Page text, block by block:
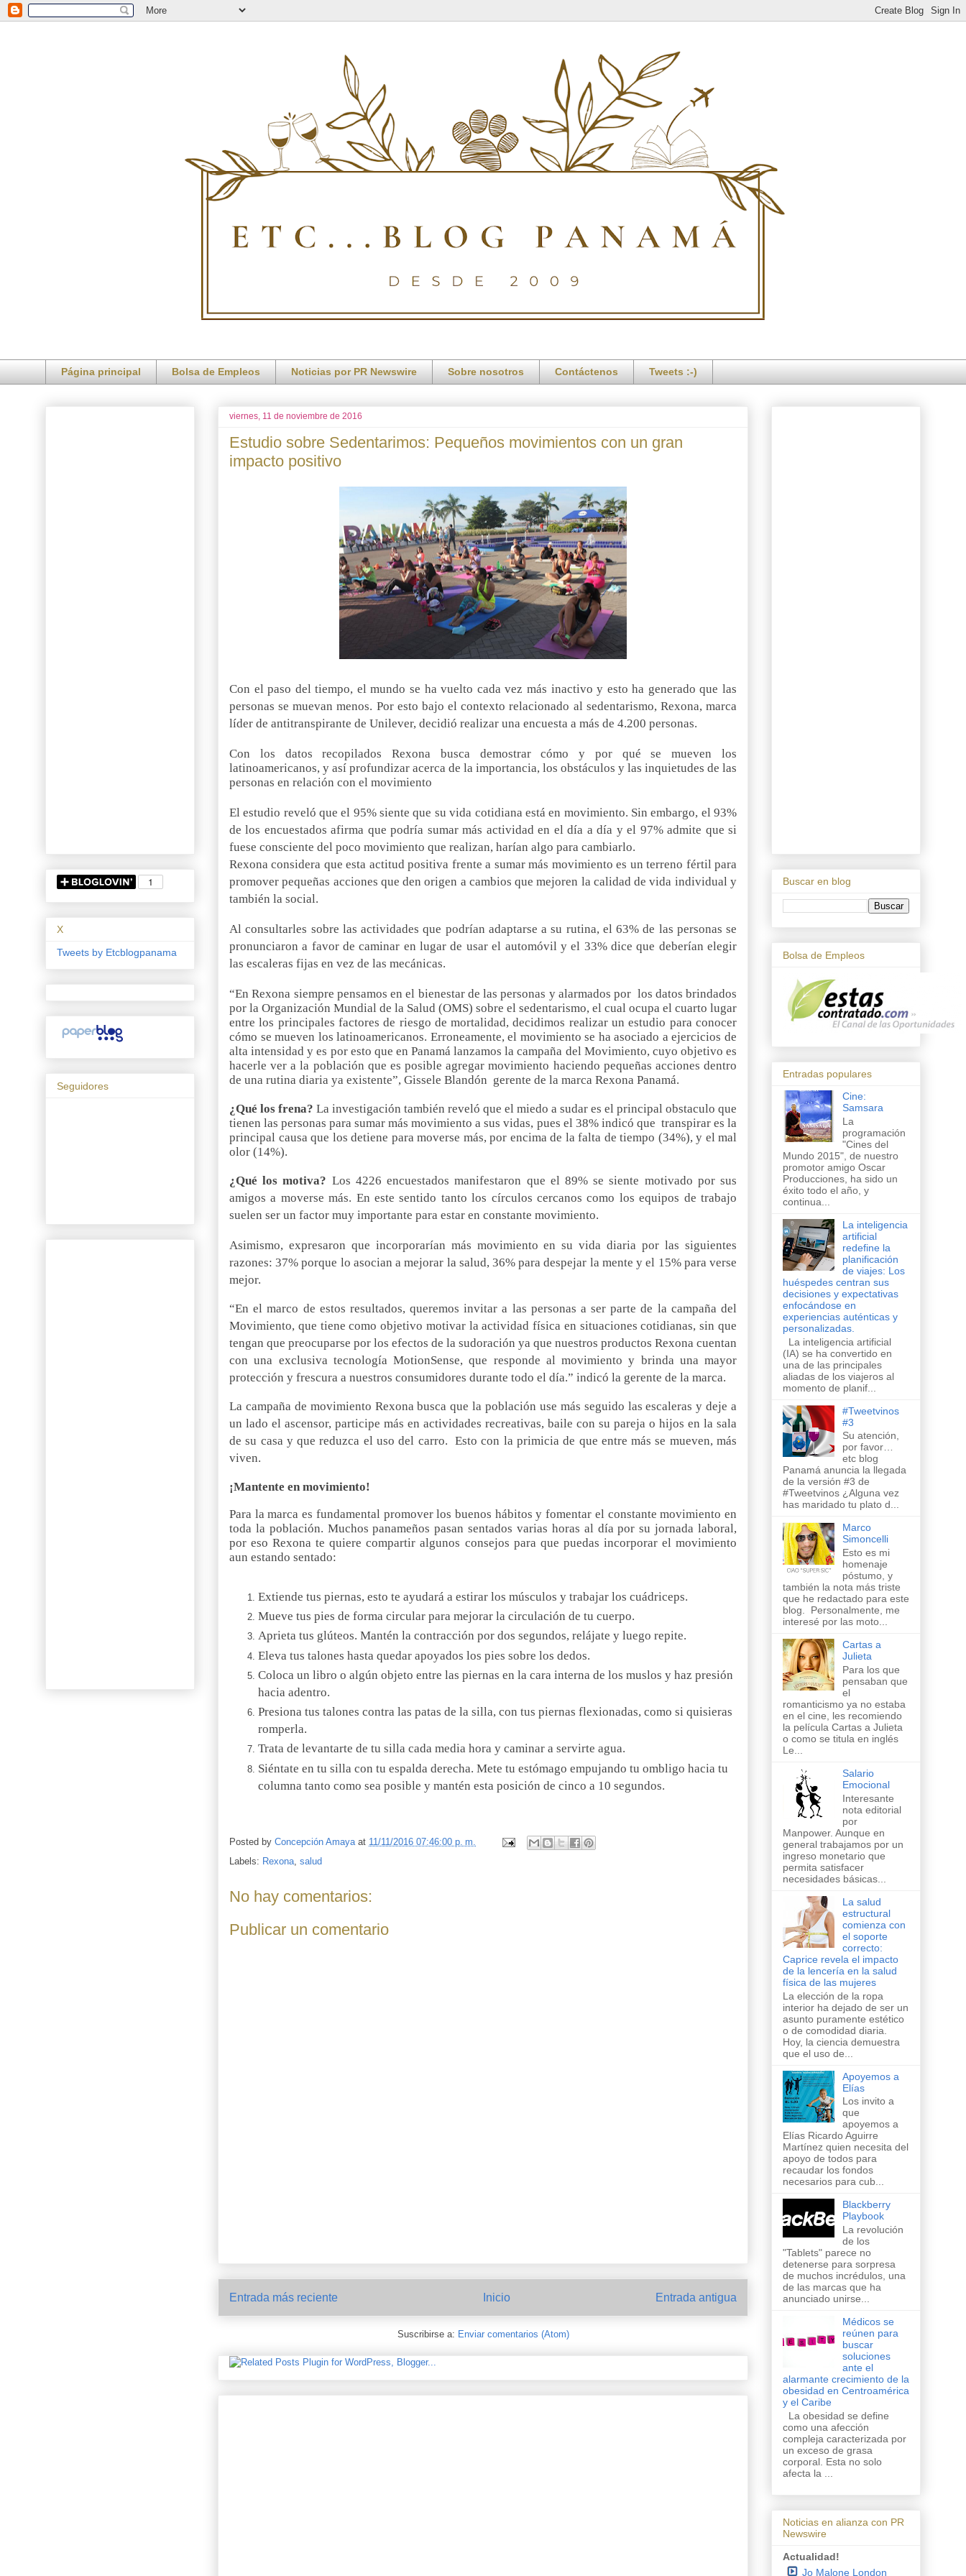
Página principal Bolsa de Empleos Noticias por PR Newswire Sobre nosotros Contáctenos Tweets :-)
viernes, 11 de noviembre de 2016
Estudio sobre Sedentarimos: Pequeños movimientos con un gran
impacto positivo
Con el paso del tiempo, el mundo se ha vuelto cada vez más inactivo y esto ha generado que las
personas se muevan menos. Por esto bajo el contexto relacionado al sedentarismo, Rexona, marca
líder de antitranspirante de Unilever, decidió realizar una encuesta a más de 4.200 personas.
Con los datos recopilados Rexona busca demostrar cómo y por qué se mueven los
latinoamericanos, y así profundizar acerca de la importancia, los obstáculos y las inquietudes de las
personas en relación con el movimiento
El estudio reveló que el 95% siente que su vida cotidiana está en movimiento. Sin embargo, el 93%
de los encuestados afirma que podría sumar más actividad en el día a día y el 97% admite que si
fuese consciente del poco movimiento que realizan, harían algo para cambiarlo.
Rexona considera que esta actitud positiva frente a sumar más movimiento es un terreno fértil para
promover pequeñas acciones que den origen a cambios que mejoren la calidad de vida individual y
también la social.
Al consultarles sobre las actividades que podrían adaptarse a su rutina, el 63% de las personas se
pronunciaron a favor de caminar en lugar de usar el automóvil y el 33% dice que deberían elegir
las escaleras fijas en vez de las mecánicas.
“En Rexona siempre pensamos en el bienestar de las personas y alarmados por los datos brindados
por la Organización Mundial de la Salud (OMS) sobre el sedentarismo, el cual ocupa el cuarto lugar
entre los principales factores de riesgo de mortalidad, decidimos realizar un estudio para conocer
cómo se mueven los latinoamericanos. Erroneamente, el movimiento se ha asociado a ejercicios de
alta intensidad y es por esto que en Panamá lanzamos la campaña del Movimiento, cuyo objetivo es
hacerle ver a la población que es posible agregar movimiento haciendo pequeñas acciones dentro
de una rutina diaria ya existente”, Gissele Blandón gerente de la marca Rexona Panamá.
¿Qué los frena? La investigación también reveló que el miedo a sudar es el principal obstaculo que
tienen las personas para sumar más movimiento a sus vidas, pues el 38% indicó que transpirar es la
principal causa que los detiene para moverse más, por encima de la falta de tiempo (34%), y el mal
olor (14%).
¿Qué los motiva? Los 4226 encuestados manifestaron que el 89% se siente motivado por sus
amigos a moverse más. En este sentido tanto los círculos cercanos como los equipos de trabajo
suelen ser un factor muy importante para estar en constante movimiento.
Asimismo, expresaron que incorporarían más movimiento en su vida diaria por las siguientes
razones: 37% porque lo asocian a mejorar la salud, 36% para despejar la mente y el 15% para verse
mejor.
“En el marco de estos resultados, queremos invitar a las personas a ser parte de la campaña del
Movimiento, que tiene como objetivo motivar la actividad física en situaciones cotidianas, sin que
tengan que preocuparse por los efectos de la sudoración ya que nuestros productos Rexona cuentan
con una exclusiva tecnología MotionSense, que responde al movimiento y brinda una mayor
protección y frescura a nuestros consumidores durante todo el día.” indicó la gerente de la marca.
La campaña de movimiento Rexona busca que la población use más seguido las escaleras y deje a
un lado el ascensor, participe más en actividades recreativas, baile con su pareja o hijos en la sala
de su casa y que reduzca el uso del carro. Esto con la primicia de que entre más se mueven, más
viven.
¡Mantente en movimiento!
Para la marca es fundamental promover los buenos hábitos y fomentar el constante movimiento en
toda la población. Muchos panameños pasan sentados varias horas al día por su jornada laboral,
por eso Rexona te quiere compartir algunos consejos para que puedas incorporar el movimiento
aun estando sentado:
Extiende tus piernas, esto te ayudará a estirar los músculos y trabajar los cuádriceps.
Mueve tus pies de forma circular para mejorar la circulación de tu cuerpo.
Aprieta tus glúteos. Mantén la contracción por dos segundos, relájate y luego repite.
Eleva tus talones hasta quedar apoyados los pies sobre los dedos.
Coloca un libro o algún objeto entre las piernas en la cara interna de los muslos y haz presión
hacia adentro.
Presiona tus talones contra las patas de la silla, con tus piernas flexionadas, como si quisieras
romperla.
Trata de levantarte de tu silla cada media hora y caminar a servirte agua.
Siéntate en tu silla con tu espalda derecha. Mete tu estómago empujando tu ombligo hacia tu
columna tanto como sea posible y mantén esta posición de cinco a 10 segundos.
Posted by Concepción Amaya at 11/11/2016 07:46:00 p. m.
Labels: Rexona salud
No hay comentarios:
Publicar un comentario
Entrada más reciente Entrada antigua
Inicio
Suscribirse a: Enviar comentarios (Atom)
X
Tweets by Etcblogpanama
Seguidores
Buscar en blog
Bolsa de Empleos
Entradas populares
Cine:
Samsara
La
programación
"Cines del
Mundo 2015", de nuestro
promotor amigo Oscar
Producciones, ha sido un
éxito todo el año, y
continua...
La inteligencia
artificial
redefine la
planificación
de viajes: Los
huéspedes centran sus
decisiones y expectativas
enfocándose en
experiencias auténticas y
personalizadas.
La inteligencia artificial
(IA) se ha convertido en
una de las principales
aliadas de los viajeros al
momento de planif...
#Tweetvinos
#3
Su atención,
por favor…
etc blog
Panamá anuncia la llegada
de la versión #3 de
#Tweetvinos ¿Alguna vez
has maridado tu plato d...
Marco
Simoncelli
Esto es mi
homenaje
póstumo, y
también la nota más triste
que he redactado para este
blog. Personalmente, me
interesé por las moto...
Cartas a
Julieta
Para los que
pensaban que
el
romanticismo ya no estaba
en el cine, les recomiendo
la película Cartas a Julieta
o como se titula en inglés
Le...
Salario
Emocional
Interesante
nota editorial
por
Manpower. Aunque en
general trabajamos por un
ingreso monetario que
permita satisfacer
necesidades básicas...
La salud
estructural
comienza con
el soporte
correcto:
Caprice revela el impacto
de la lencería en la salud
física de las mujeres
La elección de la ropa
interior ha dejado de ser un
asunto puramente estético
o de comodidad diaria.
Hoy, la ciencia demuestra
que el uso de...
Apoyemos a
Elías
Los invito a
que
apoyemos a
Elías Ricardo Aguirre
Martínez quien necesita del
apoyo de todos para
recaudar los fondos
necesarios para cub...
Blackberry
Playbook
La revolución
de los
"Tablets" parece no
detenerse para sorpresa
de muchos incrédulos, una
de las marcas que ha
anunciado unirse...
Médicos se
reúnen para
buscar
soluciones
ante el
alarmante crecimiento de la
obesidad en Centroamérica
y el Caribe
La obesidad se define
como una afección
compleja caracterizada por
un exceso de grasa
corporal. Esta no solo
afecta la ...
Noticias en alianza con PR
Newswire
Actualidad!
Jo Malone London